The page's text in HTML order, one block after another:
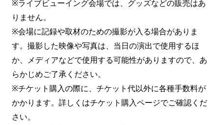
※ライブビューイング会場では、グッズなどの販売はあ
りません。
※会場に記録や取材のための撮影が入る場合がありま
す。撮影した映像や写真は、当日の演出で使用するほ
か、メディアなどで使用する可能性がありますので、あ
らかじめご了承ください。
※チケット購入の際に、チケット代以外に各種手数料が
かかります。詳しくはチケット購入ページでご確認くだ
さい。